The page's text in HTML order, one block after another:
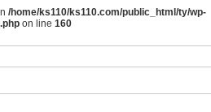
/home/ks110/ks110.com/public_html/ty/wp-
on line 160